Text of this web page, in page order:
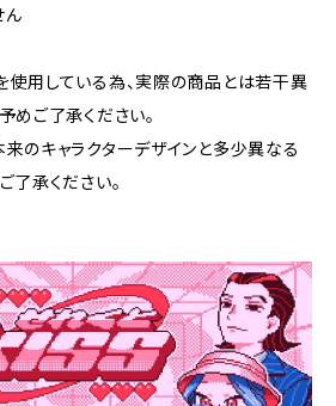
ん
用している為、実際の商品とは若干異
めご了承ください。
のキャラクターデザインと多少異なる
了承ください。